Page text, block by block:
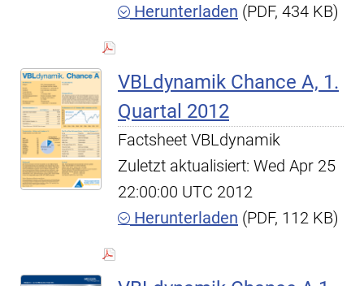
Herunterladen (PDF, 434 KB)
VBLdynamik Chance A, 1.
Quartal 2012
Factsheet VBLdynamik
Zuletzt aktualisiert: Wed Apr 25
22:00:00 UTC 2012
Herunterladen (PDF, 112 KB)